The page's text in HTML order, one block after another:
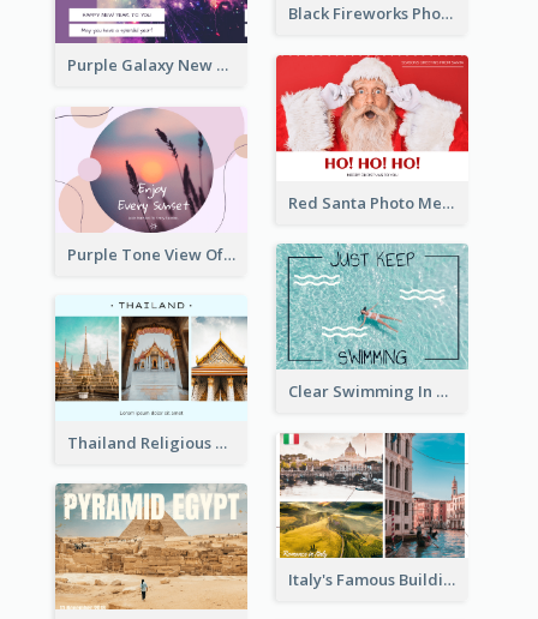
Black Fireworks Photo Happy New Year Postcard
Purple Galaxy New Year Fireworks Postcard
Red Santa Photo Merry Christmas Post Card
Purple Tone View Of Sunset Post Card
Clear Swimming In Pool Post Card
Thailand Religious Sites Post Card
Italy's Famous Buildings Post Card